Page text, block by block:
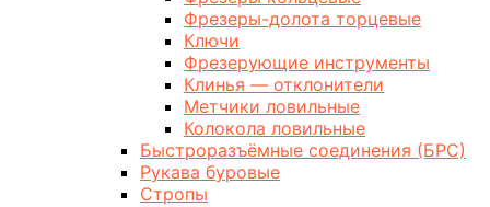
Фрезеры-долота торцевые
Ключи
Фрезерующие инструменты
Клинья — отклонители
Метчики ловильные
Колокола ловильные
Быстроразъёмные соединения (БРС)
Рукава буровые
Стропы